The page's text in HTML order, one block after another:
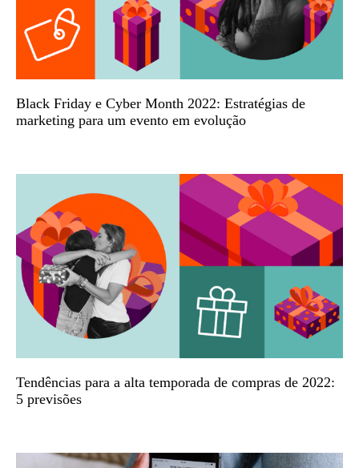
Black Friday e Cyber Month 2022: Estratégias de
marketing para um evento em evolução
Tendências para a alta temporada de compras de 2022:
5 previsões